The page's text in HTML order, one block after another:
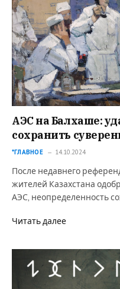
АЭС на Балхаше:
сохранить
*ГЛАВНОЕ 14.10.2024
После недавнего
жителей Казахстана
АЭС, неопределенность
Читать далее